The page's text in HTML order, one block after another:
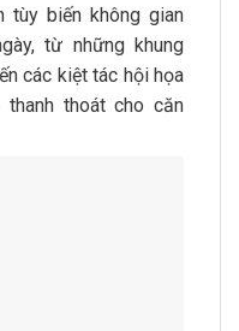
tùy biến không gian
từ những khung
các kiệt tác hội họa
thoát cho căn